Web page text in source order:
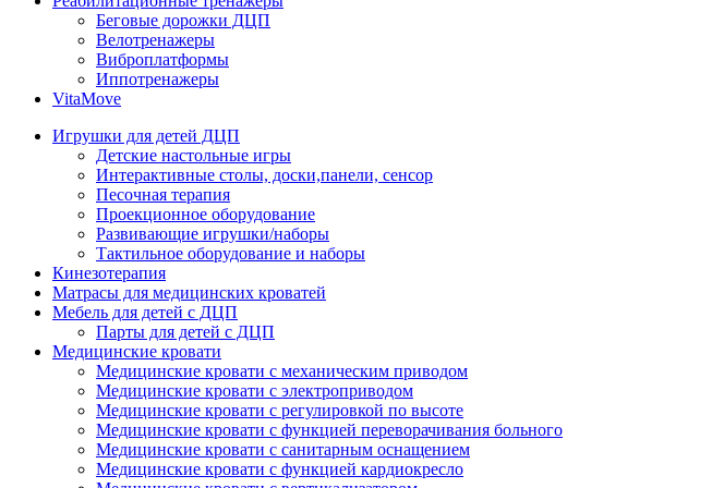
Беговые дорожки ДЦП
Велотренажеры
Виброплатформы
Иппотренажеры
VitaMove
Игрушки для детей ДЦП
Детские настольные игры
Интерактивные столы, доски,панели, сенсор
Песочная терапия
Проекционное оборудование
Развивающие игрушки/наборы
Тактильное оборудование и наборы
Кинезотерапия
Матрасы для медицинских кроватей
Мебель для детей с ДЦП
Парты для детей с ДЦП
Медицинские кровати
Медицинские кровати с механическим приводом
Медицинские кровати с электроприводом
Медицинские кровати с регулировкой по высоте
Медицинские кровати с функцией переворачивания больного
Медицинские кровати с санитарным оснащением
Медицинские кровати с функцией кардиокресло